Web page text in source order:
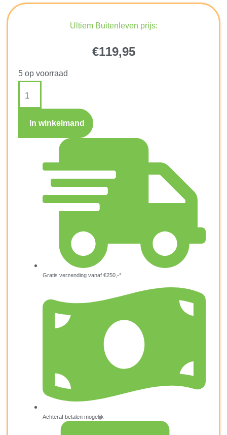
Ultiem Buitenleven prijs:
€119,95
5 op voorraad
In winkelmand
Gratis verzending vanaf €250,-*
Achteraf betalen mogelijk